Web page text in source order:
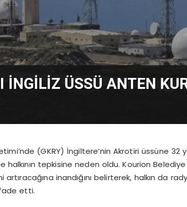
(GKRY) İngiltere’nin Akrotiri üssüne
halkının tepkisine neden oldu. Kourion
inandığını belirterek, halkın da
ifade etti.